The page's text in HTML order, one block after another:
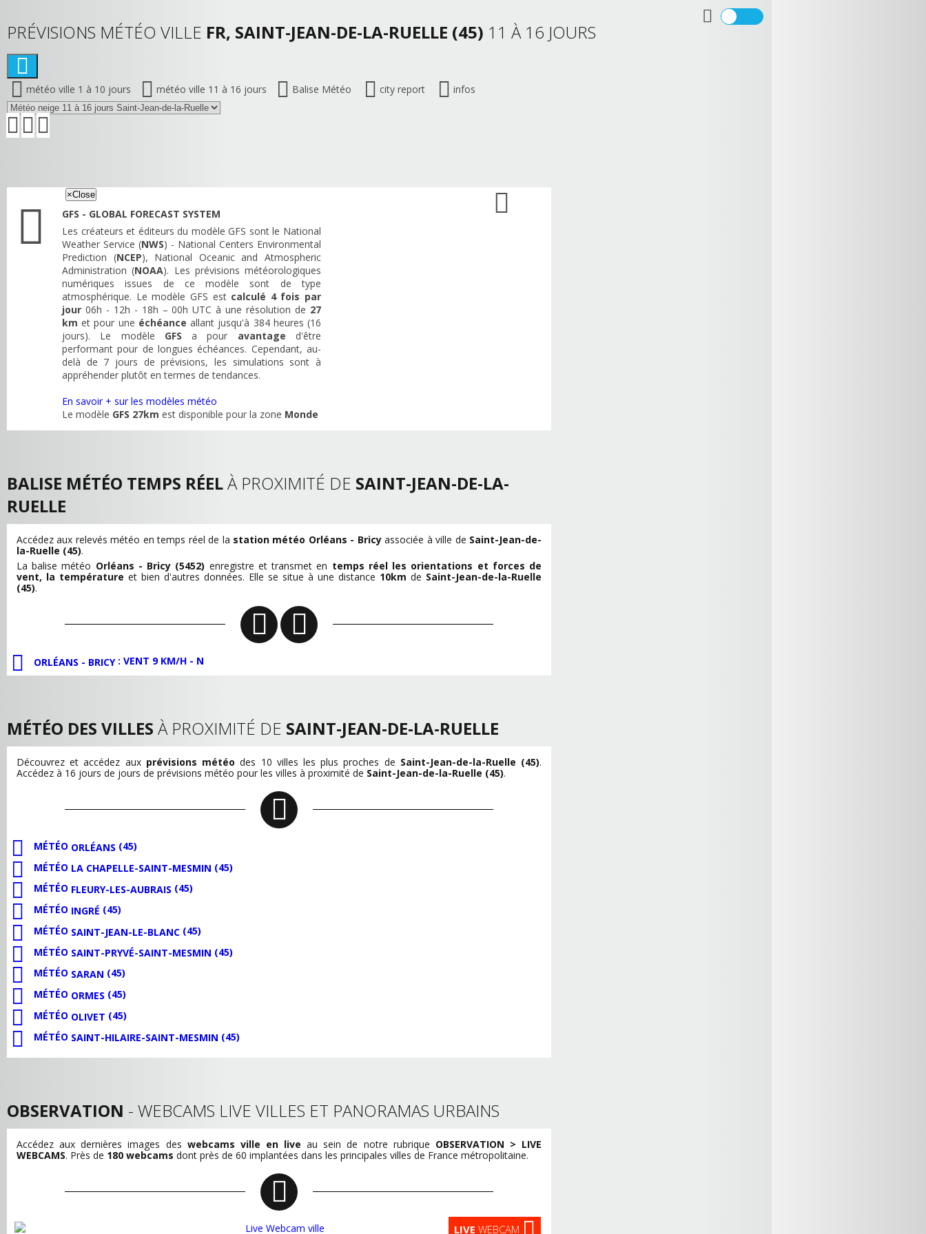
PRÉVISIONS MÉTÉO VILLE FR, SAINT-JEAN-DE-LA-RUELLE (45) 11 À 16 JOURS
météo ville 1 à 10 jours météo ville 11 à 16 jours Balise Météo city report infos
×Close
GFS - GLOBAL FORECAST SYSTEM
Les créateurs et éditeurs du modèle GFS sont le National
Weather Service (NWS) - National Centers Environmental
Prediction (NCEP), National Oceanic and Atmospheric
Administration (NOAA). Les prévisions météorologiques
numériques issues de ce modèle sont de type
atmosphérique. Le modèle GFS est calculé 4 fois par
jour 06h - 12h - 18h – 00h UTC à une résolution de 27
km et pour une échéance allant jusqu'à 384 heures (16
jours). Le modèle GFS a pour avantage d'être
performant pour de longues échéances. Cependant, au-
delà de 7 jours de prévisions, les simulations sont à
appréhender plutôt en termes de tendances.
En savoir + sur les modèles météo
Le modèle GFS 27km est disponible pour la zone Monde
BALISE MÉTÉO TEMPS RÉELÀ PROXIMITÉ DE SAINT-JEAN-DE-LA-
RUELLE
Accédez aux relevés météo en temps réel de la station météo Orléans - Bricyassociée à ville de Saint-Jean-de-
la-Ruelle (45).
La balise météo Orléans - Bricy (5452) enregistre et transmet en temps réel les orientations et forces de
vent, la température et bien d'autres données. Elle se situe à une distance 10km de Saint-Jean-de-la-Ruelle
(45).
ORLÉANS - BRICY : VENT 9 KM/H - N
MÉTÉO DES VILLES À PROXIMITÉ DE SAINT-JEAN-DE-LA-RUELLE
Découvrez et accédez aux prévisions météo des 10 villes les plus proches de Saint-Jean-de-la-Ruelle (45).
Accédez à 16 jours de jours de prévisions météo pour les villes à proximité de Saint-Jean-de-la-Ruelle (45).
MÉTÉO ORLÉANS (45)
MÉTÉO LA CHAPELLE-SAINT-MESMIN (45)
MÉTÉO FLEURY-LES-AUBRAIS (45)
MÉTÉO INGRÉ (45)
MÉTÉO SAINT-JEAN-LE-BLANC (45)
MÉTÉO SAINT-PRYVÉ-SAINT-MESMIN (45)
MÉTÉO SARAN (45)
MÉTÉO ORMES (45)
MÉTÉO OLIVET (45)
MÉTÉO SAINT-HILAIRE-SAINT-MESMIN (45)
OBSERVATION - WEBCAMS LIVE VILLES ET PANORAMAS URBAINS
Accédez aux dernières images des webcams ville en live au sein de notre rubrique OBSERVATION > LIVE
WEBCAMS. Près de 180 webcams dont près de 60 implantées dans les principales villes de France métropolitaine.
LIVE WEBCAM